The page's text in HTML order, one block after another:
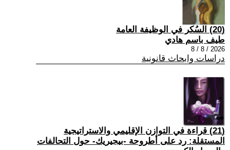
(20) السُكر في الوظيفة العامة
طيف باسم هادي
2026 / 8 / 8
دراسات وابحاث قانونية
(21) قراءة في التوازن الإقليمي والاستراتيجية
المستقلة: رد على أطروحة -بيجيريك- حول التحالفات